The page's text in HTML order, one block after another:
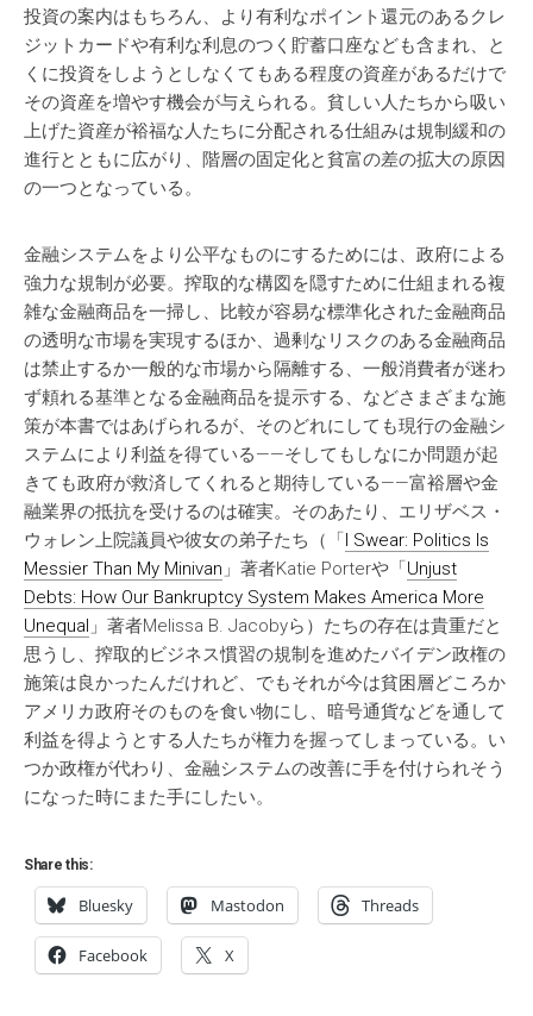
投資の案内はもちろん、より有利なポイント還元のあるクレ
ジットカードや有利な利息のつく貯蓄口座なども含まれ、と
くに投資をしようとしなくてもある程度の資産があるだけで
その資産を増やす機会が与えられる。貧しい人たちから吸い
上げた資産が裕福な人たちに分配される仕組みは規制緩和の
進行とともに広がり、階層の固定化と貧富の差の拡大の原因
の一つとなっている。
金融システムをより公平なものにするためには、政府による
強力な規制が必要。搾取的な構図を隠すために仕組まれる複
雑な金融商品を一掃し、比較が容易な標準化された金融商品
の透明な市場を実現するほか、過剰なリスクのある金融商品
は禁止するか一般的な市場から隔離する、一般消費者が迷わ
ず頼れる基準となる金融商品を提示する、などさまざまな施
策が本書ではあげられるが、そのどれにしても現行の金融シ
ステムにより利益を得ている——そしてもしなにか問題が起
きても政府が救済してくれると期待している——富裕層や金
融業界の抵抗を受けるのは確実。そのあたり、エリザベス・
ウォレン上院議員や彼女の弟子たち（「I Swear: Politics Is
Messier Than My Minivan 」著者Katie Porterや「Unjust
Debts: How Our Bankruptcy System Makes America More
Unequal 」著者Melissa B. Jacobyら）たちの存在は貴重だと
思うし、搾取的ビジネス慣習の規制を進めたバイデン政権の
施策は良かったんだけれど、でもそれが今は貧困層どころか
アメリカ政府そのものを食い物にし、暗号通貨などを通して
利益を得ようとする人たちが権力を握ってしまっている。い
つか政権が代わり、金融システムの改善に手を付けられそう
になった時にまた手にしたい。
Share this:
Bluesky Mastodon Threads
Facebook X